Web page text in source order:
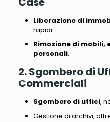
Liberazione di
rapidi.
Rimozione di
personali.
2. Sgombero di
Commerciali
Sgombero di uffici,
Gestione di archivi,